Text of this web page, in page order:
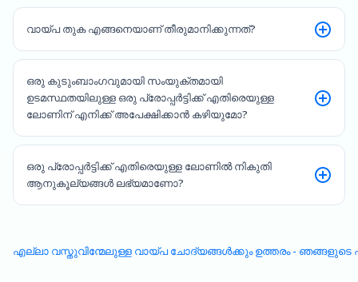
വായ്പ തുക എങ്ങനെയാണ് തീരുമാനിക്കുന്നത്?
ഒരു കുടുംബാംഗവുമായി സംയുക്തമായി
ഉടമസ്ഥതയിലുള്ള ഒരു പ്രോപ്പർട്ടിക്ക് എതിരെയുള്ള
ലോണിന് എനിക്ക് അപേക്ഷിക്കാൻ കഴിയുമോ?
ഒരു പ്രോപ്പർട്ടിക്ക് എതിരെയുള്ള ലോണിൽ നികുതി
ആനുകൂല്യങ്ങൾ ലഭ്യമാണോ?
എല്ലാ വസ്തുവിന്മേലുള്ള വായ്പ ചോദ്യങ്ങൾക്കും ഉത്തരം -